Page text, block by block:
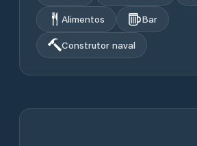
Alimentos
Bar
Construtor naval